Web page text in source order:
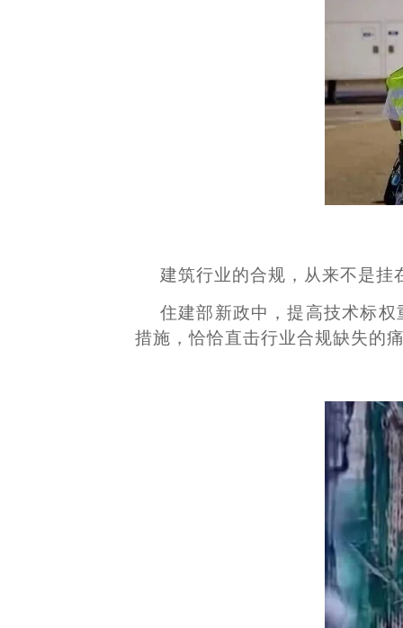
建筑行业的合规，从来不是挂
住建部新政中，提高技术标
措施，恰恰直击行业合规缺失的